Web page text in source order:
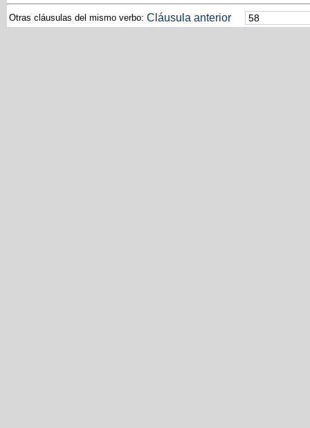
Otras cláusulas del mismo verbo: Cláusula anterior